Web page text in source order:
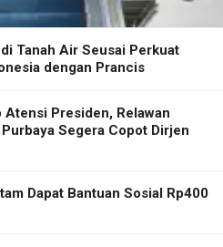
Tanah Air Seusai Perkuat
dengan Prancis
Atensi Presiden, Relawan
Segera Copot Dirjen
Dapat Bantuan Sosial Rp400